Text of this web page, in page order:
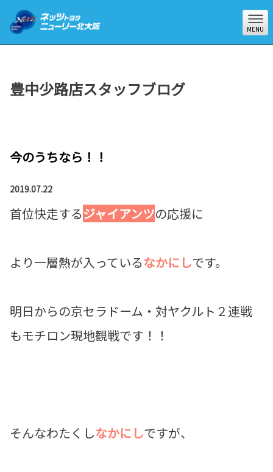
MENU
豊中少路店スタッフブログ
今のうちなら！！
2019.07.22
首位快走するジャイアンツの応援に
より一層熱が入っているなかにしです。
明日からの京セラドーム・対ヤクルト２連戦
もモチロン現地観戦です！！
そんなわたくしなかにしですが、